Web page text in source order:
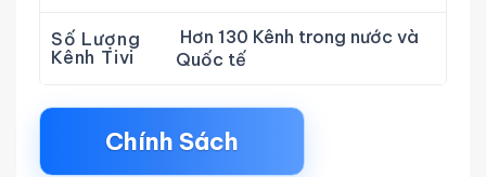
Số Lượng
Kênh Tivi
Hơn 130 Kênh trong nước và
Quốc tế
Chính Sách